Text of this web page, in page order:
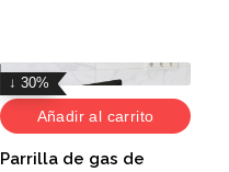
↓ 30%
Añadir al carrito
Parrilla de gas de